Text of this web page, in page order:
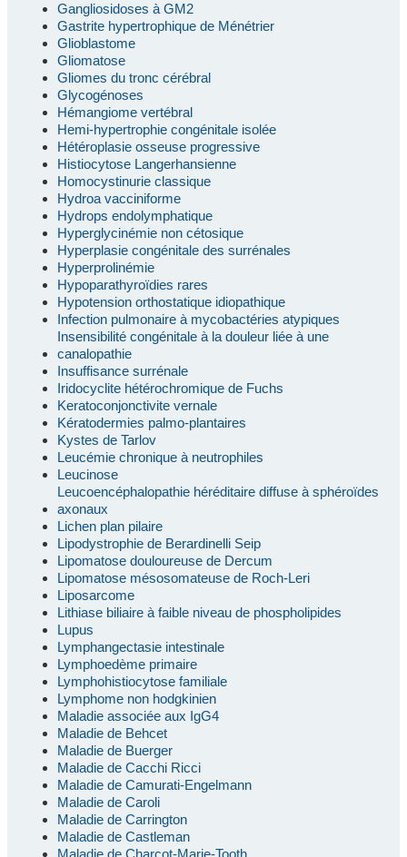
Gangliosidoses à GM2
Gastrite hypertrophique de Ménétrier
Glioblastome
Gliomatose
Gliomes du tronc cérébral
Glycogénoses
Hémangiome vertébral
Hemi-hypertrophie congénitale isolée
Hétéroplasie osseuse progressive
Histiocytose Langerhansienne
Homocystinurie classique
Hydroa vacciniforme
Hydrops endolymphatique
Hyperglycinémie non cétosique
Hyperplasie congénitale des surrénales
Hyperprolinémie
Hypoparathyroïdies rares
Hypotension orthostatique idiopathique
Infection pulmonaire à mycobactéries atypiques
Insensibilité congénitale à la douleur liée à une
canalopathie
Insuffisance surrénale
Iridocyclite hétérochromique de Fuchs
Keratoconjonctivite vernale
Kératodermies palmo-plantaires
Kystes de Tarlov
Leucémie chronique à neutrophiles
Leucinose
Leucoencéphalopathie héréditaire diffuse à sphéroïdes
axonaux
Lichen plan pilaire
Lipodystrophie de Berardinelli Seip
Lipomatose douloureuse de Dercum
Lipomatose mésosomateuse de Roch-Leri
Liposarcome
Lithiase biliaire à faible niveau de phospholipides
Lupus
Lymphangectasie intestinale
Lymphoedème primaire
Lymphohistiocytose familiale
Lymphome non hodgkinien
Maladie associée aux IgG4
Maladie de Behcet
Maladie de Buerger
Maladie de Cacchi Ricci
Maladie de Camurati-Engelmann
Maladie de Caroli
Maladie de Carrington
Maladie de Castleman
Maladie de Charcot-Marie-Tooth